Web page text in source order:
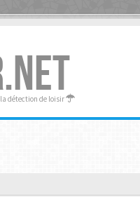
détection de loisir